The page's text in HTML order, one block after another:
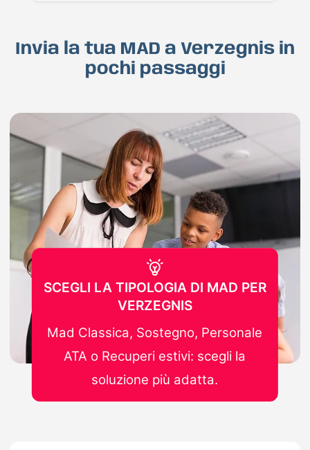
Invia la tua MAD a Verzegnis in
pochi passaggi
SCEGLI LA TIPOLOGIA DI MAD PER
VERZEGNIS
Mad Classica, Sostegno, Personale
ATA o Recuperi estivi: scegli la
soluzione più adatta.